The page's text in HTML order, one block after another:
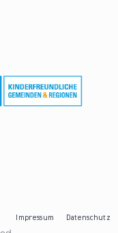
Impressum
Datenschutz